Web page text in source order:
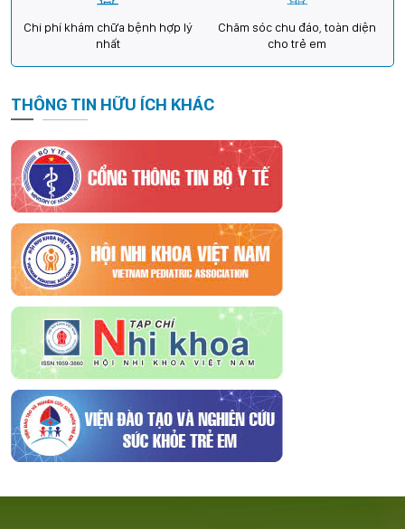
Chi phí khám chữa bệnh hợp lý
nhất
Chăm sóc chu đáo, toàn diện
cho trẻ em
THÔNG TIN HỮU ÍCH KHÁC